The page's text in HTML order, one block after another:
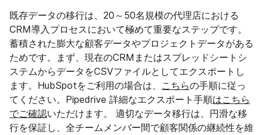
既存データの移行は、20～50名規模の代理店における
CRM導入プロセスにおいて極めて重要なステップです。
蓄積された膨大な顧客データやプロジェクトデータがある
ためです。まず、現在のCRMまたはスプレッドシートシ
ステムからデータをCSVファイルとしてエクスポートし
ます。HubSpotをご利用の場合は、
こちらの手順に従っ
てください。Pipedrive 詳細なエクスポート手順はこちら
でご確認いただけます。 適切なデータ移行は、円滑な移
行を保証し、全チームメンバー間で顧客関係の継続性を維